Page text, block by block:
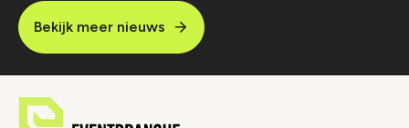
Bekijk meer nieuws